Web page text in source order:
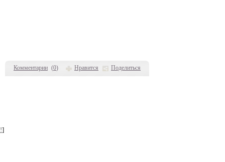
Комментарии (0) Нравится Поделиться
]